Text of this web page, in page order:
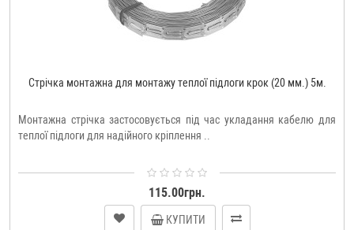
Стрічка монтажна для монтажу теплої підлоги крок (20 мм.) 5м.
Монтажна стрічка застосовується під час укладання кабелю для
теплої підлоги для надійного кріплення ..
115.00грн.
КУПИТИ